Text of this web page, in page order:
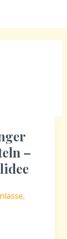
–
,